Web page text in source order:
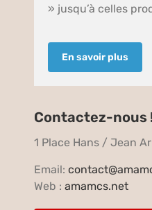
» jusqu’à celles
En savoir plus
Contactez-nous
1 Place Hans / Jean
Email:
Web :amamcs.net